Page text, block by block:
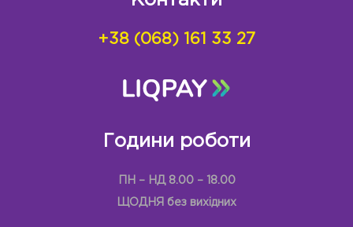
+38 (068) 161 33 27
Години роботи
ПН – НД 8.00 – 18.00
ЩОДНЯ без вихідних